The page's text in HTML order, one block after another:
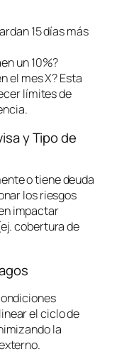
15 días más
un 10%?
el mes X? Esta
límites de
y Tipo de
o tiene deuda
los riesgos
impactar
cobertura de
el ciclo de
la